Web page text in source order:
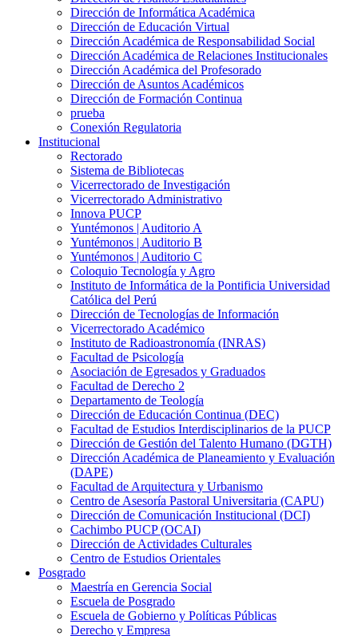
Dirección de Informática Académica
Dirección de Educación Virtual
Dirección Académica de Responsabilidad Social
Dirección Académica de Relaciones Institucionales
Dirección Académica del Profesorado
Dirección de Asuntos Académicos
Dirección de Formación Continua
prueba
Conexión Regulatoria
Institucional
Rectorado
Sistema de Bibliotecas
Vicerrectorado de Investigación
Vicerrectorado Administrativo
Innova PUCP
Yuntémonos | Auditorio A
Yuntémonos | Auditorio B
Yuntémonos | Auditorio C
Coloquio Tecnología y Agro
Instituto de Informática de la Pontificia Universidad
Católica del Perú
Dirección de Tecnologías de Información
Vicerrectorado Académico
Instituto de Radioastronomía (INRAS)
Facultad de Psicología
Asociación de Egresados y Graduados
Facultad de Derecho 2
Departamento de Teología
Dirección de Educación Continua (DEC)
Facultad de Estudios Interdisciplinarios de la PUCP
Dirección de Gestión del Talento Humano (DGTH)
Dirección Académica de Planeamiento y Evaluación
(DAPE)
Facultad de Arquitectura y Urbanismo
Centro de Asesoría Pastoral Universitaria (CAPU)
Dirección de Comunicación Institucional (DCI)
Cachimbo PUCP (OCAI)
Dirección de Actividades Culturales
Centro de Estudios Orientales
Posgrado
Maestría en Gerencia Social
Escuela de Posgrado
Escuela de Gobierno y Políticas Públicas
Derecho y Empresa